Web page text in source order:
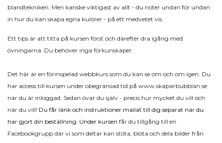
blandtekniken. Men kanske viktigast av allt - du nöter undan för undan
in hur du kan skapa egna kulörer - på ett medvetet vis.
Ett tips är att titta på kursen först och därefter dra igång med
övningarna. Du behöver inga förkunskaper.
Det här är en förinspelad webbkurs som du kan se om och om igen. Du
har access till kursen under obegränsad tid på www.skaparbubblan.se
när du är inloggad. Sedan övar du själv - precis hur mycket du vill och
när du vill! Du får länk och instruktioner mailat till dig separat när du
har gjort din beställning. Under kursen får du tillgång till en
Facebookgrupp där vi som deltar kan stöta, blöta och dela bilder från